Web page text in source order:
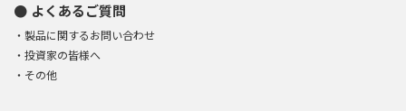
よくあるご質問
製品に関するお問い合わせ
投資家の皆様へ
その他